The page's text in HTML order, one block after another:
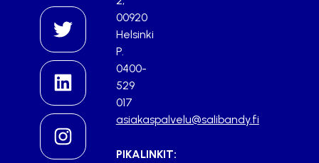
00920
Helsinki
P.
0400-
529
017
asiakaspalvelu@salibandy.fi
PIKALINKIT: